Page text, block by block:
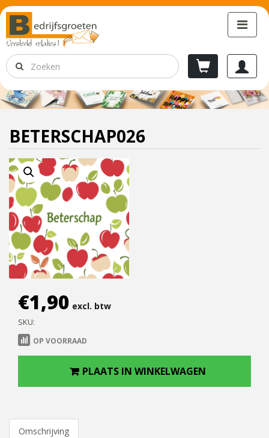
BETERSCHAP026
€1,90 excl. btw
SKU:
OP VOORRAAD
PLAATS IN WINKELWAGEN
Omschrijving